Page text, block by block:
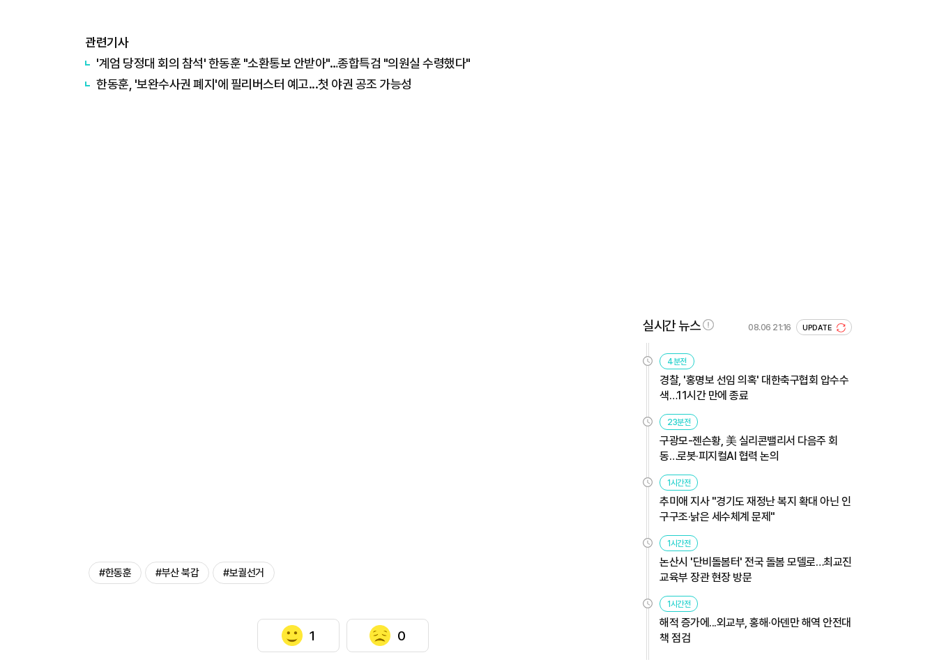
관련기사
'계엄 당정대 회의 참석' 한동훈 "소환통보 안받아"…종합특검 "의원실 수령했다"
한동훈, '보완수사권 폐지'에 필리버스터 예고...첫 야권 공조 가능성
#한동훈 #부산 북갑 #보궐선거
1 0
실시간 뉴스 08.06 21:16 UPDATE
4분전
경찰, '홍명보 선임 의혹' 대한축구협회 압수수
색…11시간 만에 종료
23분전
구광모-젠슨황, 美 실리콘밸리서 다음주 회
동…로봇·피지컬AI 협력 논의
1시간전
추미애 지사 "경기도 재정난 복지 확대 아닌 인
구구조·낡은 세수체계 문제"
1시간전
논산시 '단비돌봄터' 전국 돌봄 모델로…최교진
교육부 장관 현장 방문
1시간전
해적 증가에...외교부, 홍해·아덴만 해역 안전대
책 점검